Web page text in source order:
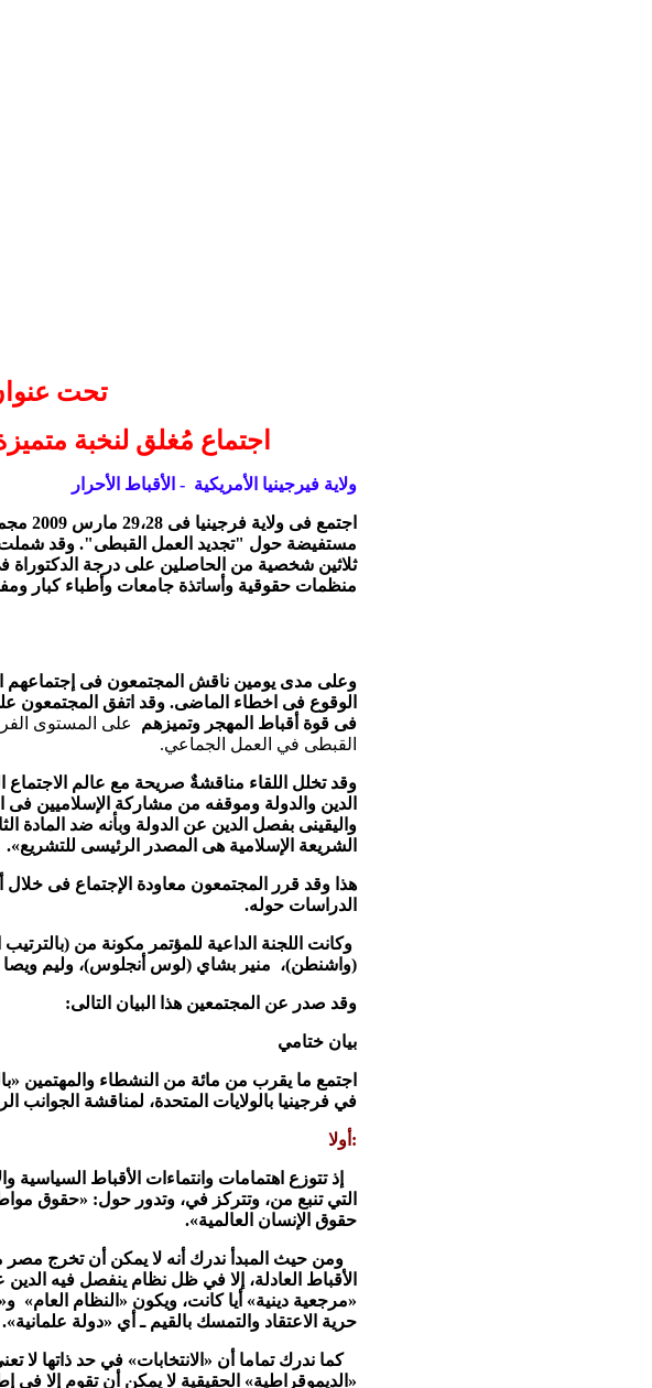
تحت
اجتماع مُغلق لنخبة
ولاية فيرجينيا الأمريكية - الأقباط الأحرار
مستفيضة حول "تجديد العمل القبطى". وقد شملت
ثلاثين شخصية من الحاصلين على درجة الدكتوراة
منظمات حقوقية وأساتذة جامعات وأطباء كبار
وعلى مدى يومين ناقش المجتمعون فى إجتماعهم
الوقوع فى اخطاء الماضى. وقد اتفق المجتمعون
فى قوة أقباط المهجر وتميزهم على المستوى
القبطى في العمل الجماعي.
وقد تخلل اللقاء مناقشةٌ صريحة مع عالم الاجتماع
الدين والدولة وموقفه من مشاركة الإسلاميين فى
واليقينى بفصل الدين عن الدولة وبأنه ضد المادة
الشريعة الإسلامية هى المصدر الرئيسى للتشريع».
هذا وقد قرر المجتمعون معاودة الإجتماع فى خلال
الدراسات حوله.
وكانت اللجنة الداعية للمؤتمر مكونة من
(واشنطن)، منير بشاي (لوس أنجلوس)، وليم
وقد صدر عن المجتمعين هذا البيان التالى:
بيان ختامي
في فرجينيا بالولايات المتحدة، لمناقشة الجوانب
أولا:
إذ تتوزع اهتمامات وانتماءات الأقباط السياسية
التي تنبع من، وتتركز في، وتدور حول: «حقوق
حقوق الإنسان العالمية».
ومن حيث المبدأ ندرك أنه لا يمكن أن تخرج مصر
الأقباط العادلة، إلا في ظل نظام ينفصل فيه
«مرجعية دينية» أيا كانت، ويكون «النظام العام»
حرية الاعتقاد والتمسك بالقيم ـ أي «دولة علمانية».
كما ندرك تماما أن «الانتخابات» في حد ذاتها لا
«الديموقراطية» الحقيقية لا يمكن أن تقوم إلا في